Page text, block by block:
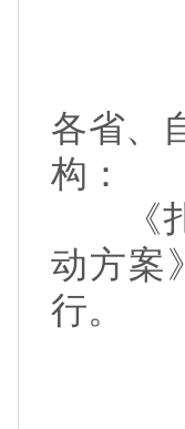
各省、
构：
《扎
动方案
行。